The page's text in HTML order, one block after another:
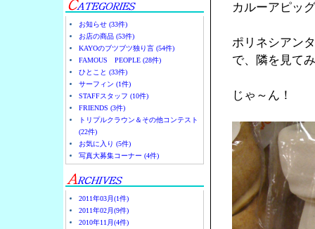
お知らせ (33件)
お店の商品 (53件)
KAYOのブツブツ独り言 (54件)
FAMOUS PEOPLE (28件)
ひとこと (33件)
サーフィン (1件)
STAFFスタッフ (10件)
FRIENDS (3件)
トリプルクラウン＆その他コンテスト
(22件)
お気に入り (5件)
写真大募集コーナー (4件)
2011年03月(1件)
2011年02月(9件)
2010年11月(4件)
カルーアピッ
ポリネシアン
で、隣を見て
じゃ～ん！